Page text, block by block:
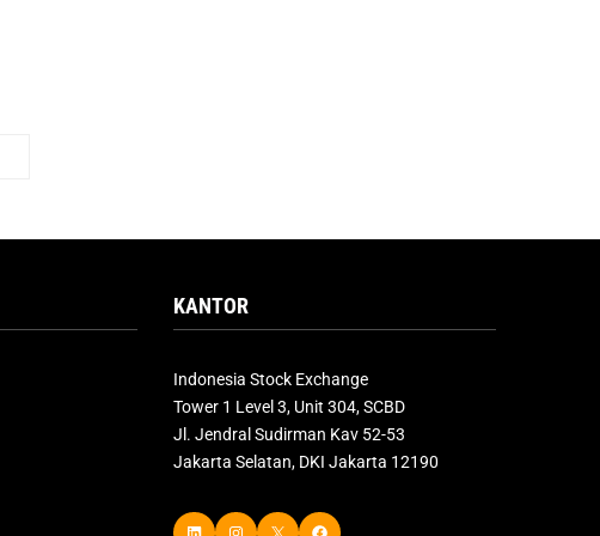
KANTOR
Indonesia Stock Exchange
Tower 1 Level 3, Unit 304, SCBD
Jl. Jendral Sudirman Kav 52-53
Jakarta Selatan, DKI Jakarta 12190
LinkedIn Instagram X Facebook